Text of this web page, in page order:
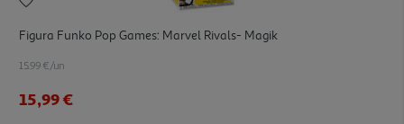
Figura Funko Pop Games: Marvel Rivals- Magik
15.99 €/un
15,99 €